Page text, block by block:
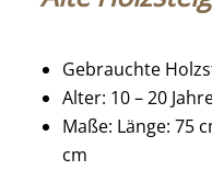
Gebrauchte
Alter: 10 – 20
Maße: Länge: 75
cm